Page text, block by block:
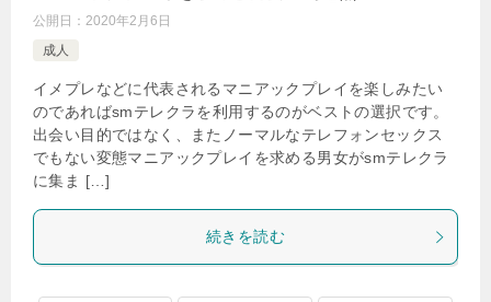
公開日： 2020年2月6日
成人
イメプレなどに代表されるマニアックプレイを楽しみたい
のであればsmテレクラを利用するのがベストの選択です。
出会い目的ではなく、またノーマルなテレフォンセックス
でもない変態マニアックプレイを求める男女がsmテレクラ
に集ま […]
続きを読む